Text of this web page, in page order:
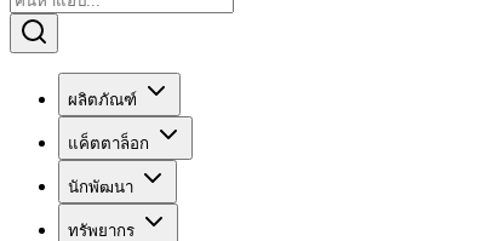
ผลิตภัณฑ์
แค็ตตาล็อก
นักพัฒนา
ทรัพยากร